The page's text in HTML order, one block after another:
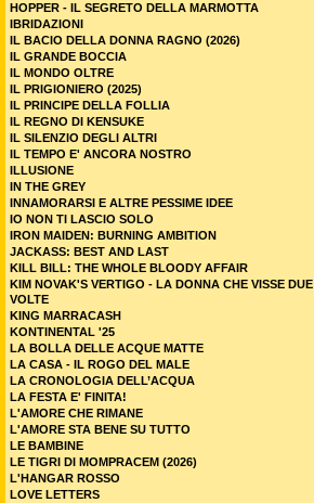
HOPPER - IL SEGRETO DELLA MARMOTTA
IBRIDAZIONI
IL BACIO DELLA DONNA RAGNO (2026)
IL GRANDE BOCCIA
IL MONDO OLTRE
IL PRIGIONIERO (2025)
IL PRINCIPE DELLA FOLLIA
IL REGNO DI KENSUKE
IL SILENZIO DEGLI ALTRI
IL TEMPO E' ANCORA NOSTRO
ILLUSIONE
IN THE GREY
INNAMORARSI E ALTRE PESSIME IDEE
IO NON TI LASCIO SOLO
IRON MAIDEN: BURNING AMBITION
JACKASS: BEST AND LAST
KILL BILL: THE WHOLE BLOODY AFFAIR
KIM NOVAK'S VERTIGO - LA DONNA CHE VISSE DUE
VOLTE
KING MARRACASH
KONTINENTAL '25
LA BOLLA DELLE ACQUE MATTE
LA CASA - IL ROGO DEL MALE
LA CRONOLOGIA DELL’ACQUA
LA FESTA E' FINITA!
L'AMORE CHE RIMANE
L'AMORE STA BENE SU TUTTO
LE BAMBINE
LE TIGRI DI MOMPRACEM (2026)
L'HANGAR ROSSO
LOVE LETTERS